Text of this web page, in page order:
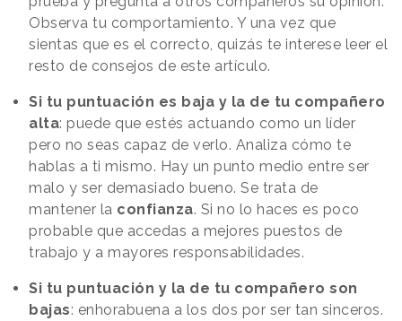
Observa tu comportamiento. Y una vez que
sientas que es el correcto, quizás te interese leer el
resto de consejos de este artículo.
Si tu puntuación es baja y la de tu compañero
alta: puede que estés actuando como un líder
pero no seas capaz de verlo. Analiza cómo te
hablas a ti mismo. Hay un punto medio entre ser
malo y ser demasiado bueno. Se trata de
mantener la confianza. Si no lo haces es poco
probable que accedas a mejores puestos de
trabajo y a mayores responsabilidades.
Si tu puntuación y la de tu compañero son
bajas: enhorabuena a los dos por ser tan sinceros.